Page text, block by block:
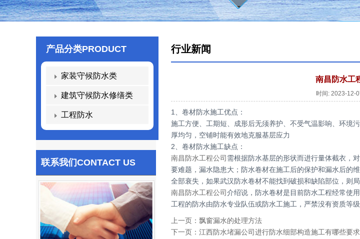
行业新闻
南昌防水工
时间: 2023-12-
1、卷材防水施工优点：
施工方便、工期短、成形后无须养护、不受气温影响、环境
厚均匀，空铺时能有效地克服基层应力
2、卷材防水施工缺点：
南昌防水工程公司 需根据防水基层的形状而进行量体截衣，
要难题，漏水隐患大；防水卷材在施工后的保护和漏水后的
全部衰失，如果武汉防水卷材不能找到破损和缺陷部位，则
南昌防水工程公司介绍说，防水卷材是目前防水工程经常使
工程的防水由防水专业队伍或防水工施工，严禁没有资质等
上一页： 飘窗漏水的处理方法
下一页： 江西防水堵漏公司进行防水细部构造施工有哪些要求
产品分类PRODUCT
家装守候防水类
建筑守候防水修缮类
工程防水
联系我们CONTACT US